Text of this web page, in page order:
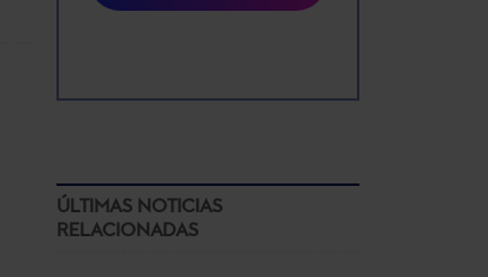
ÚLTIMAS NOTICIAS
RELACIONADAS